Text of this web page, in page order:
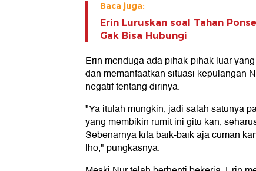
Baca juga:
Erin Luruskan soal Tahan
Gak Bisa Hubungi
Erin menduga ada pihak-pihak luar
dan memanfaatkan situasi kepulangan
negatif tentang dirinya.
"Ya itulah mungkin, jadi salah satunya
yang membikin rumit ini gitu kan,
Sebenarnya kita baik-baik aja cuman
lho," pungkasnya.